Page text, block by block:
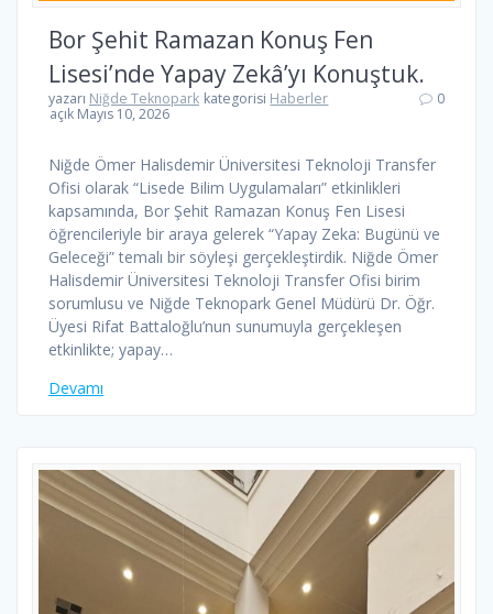
Bor Şehit Ramazan Konuş Fen
Lisesi’nde Yapay Zekâ’yı Konuştuk.
yazarı Niğde Teknopark kategorisi Haberler
açık Mayıs 10, 2026
0
Niğde Ömer Halisdemir Üniversitesi Teknoloji Transfer
Ofisi olarak “Lisede Bilim Uygulamaları” etkinlikleri
kapsamında, Bor Şehit Ramazan Konuş Fen Lisesi
öğrencileriyle bir araya gelerek “Yapay Zeka: Bugünü ve
Geleceği” temalı bir söyleşi gerçekleştirdik. Niğde Ömer
Halisdemir Üniversitesi Teknoloji Transfer Ofisi birim
sorumlusu ve Niğde Teknopark Genel Müdürü Dr. Öğr.
Üyesi Rifat Battaloğlu’nun sunumuyla gerçekleşen
etkinlikte; yapay…
Devamı